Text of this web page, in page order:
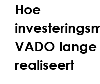
Hoe
VADO
realiseert